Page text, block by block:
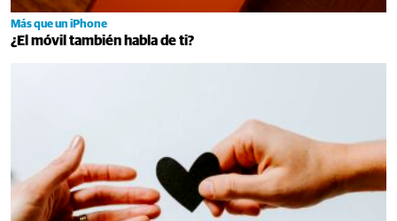
Más que un iPhone
¿El móvil también habla de ti?